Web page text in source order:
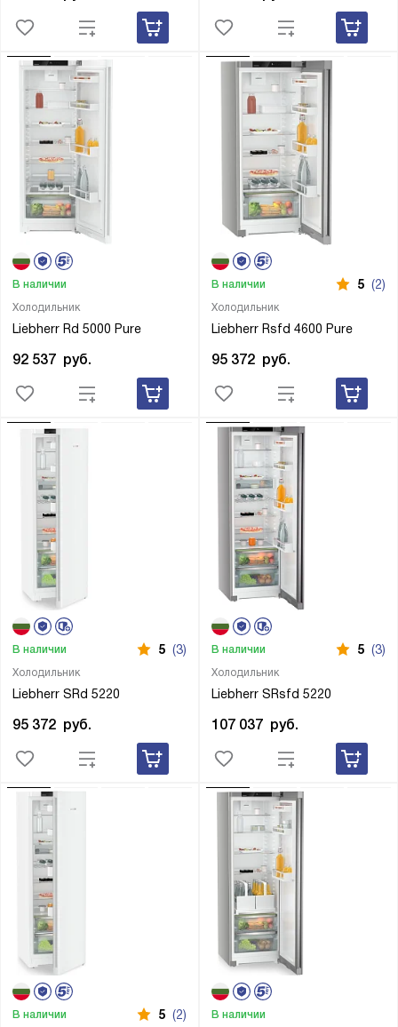
Холодильник
Liebherr Rd 5000 Pure
В наличии
92 537 руб.
Холодильник
Liebherr Rsfd 4600 Pure
В наличии 5 (2)
95 372 руб.
Холодильник
Liebherr SRd 5220
В наличии 5 (3)
95 372 руб.
Холодильник
Liebherr SRsfd 5220
В наличии 5 (3)
107 037 руб.
В наличии 5 (2) В наличии